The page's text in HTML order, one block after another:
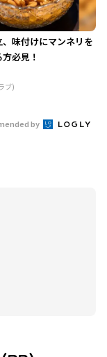
味付けにマンネリを
必見！
ブ)
by